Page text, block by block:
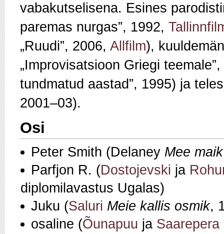
vabakutselisena. Esines
paremas nurgas”, 1992,
„Ruudi”, 2006, Allfilm),
„Improvisatsioon Griegi
tundmatud aastad”, 1995) ja
2001–03).
Osi
Peter Smith (Delaney Mee maik
Parfjon R. (Dostojevski ja
diplomilavastus Ugalas)
Juku (Saluri Meie kallis osmik,
osaline (Õunapuu ja Saarepera